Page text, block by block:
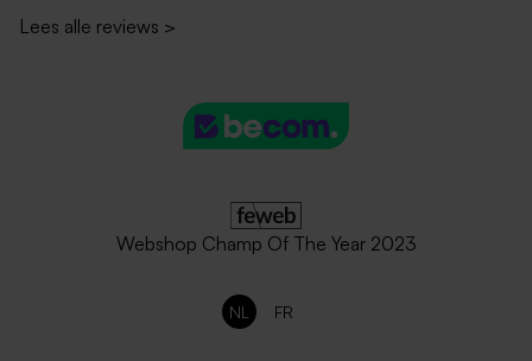
Lees alle reviews >
Webshop Champ Of The Year 2023
NL FR